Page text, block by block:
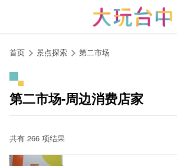
首页 景点探索 第二市场
第二市场-周边消费店家
共有 266 项结果